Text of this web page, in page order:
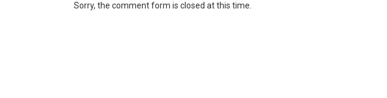
Sorry, the comment form is closed at this time.